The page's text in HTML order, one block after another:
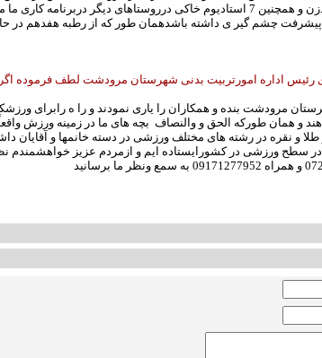
استادیوم خاکی روستایی فاروق حسام آباد درودزن و همچنین 7 استادیوم خاکی درروستاهای دیگر
چشم گیر ی داشته باشدهمان طور که از رطبه هفدهم در
رئیس اداره امورتربیت بدنی شهرستان مرودشت لطف فرموده
مرودشت بنده و همکاران را یاری نمودند و را ه رابرای
و همان طورکه الحق و والنصاف بچه های ما در زمینه ورزش
و نقره در رشته های مختلف ورزشی در دسته خانمها و آقایان
در سطح ورزشی در کشورایستاده ایم و ازمردم عزیز خواهشمندم